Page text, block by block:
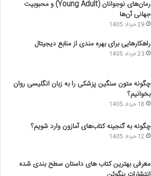
رمان‌های نوجوانان (Young Adult) و محبوبیت
جهانی آن‌ها
29 خرداد 1405
راهکارهایی برای بهره مندی از منابع دیجیتال
23 خرداد 1405
چگونه متون سنگین پزشکی را به زبان انگلیسی روان
بخوانیم؟
18 خرداد 1405
چگونه به گنجینه کتاب‌های آمازون وارد شویم؟
12 خرداد 1405
معرفی بهترین کتاب های داستان سطح بندی شده